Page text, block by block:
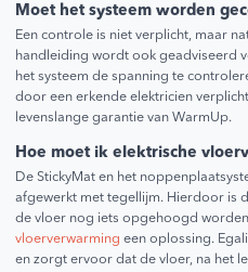
Moet het systeem worden
Een controle is niet verplicht, maar
handleiding wordt ook geadviseerd
het systeem de spanning te
door een erkende elektricien
levenslange garantie van WarmUp.
Hoe moet ik elektrische
De StickyMat en het
afgewerkt met tegellijm. Hierdoor is
de vloer nog iets opgehoogd
vloerverwarming een oplossing.
en zorgt ervoor dat de vloer, na het